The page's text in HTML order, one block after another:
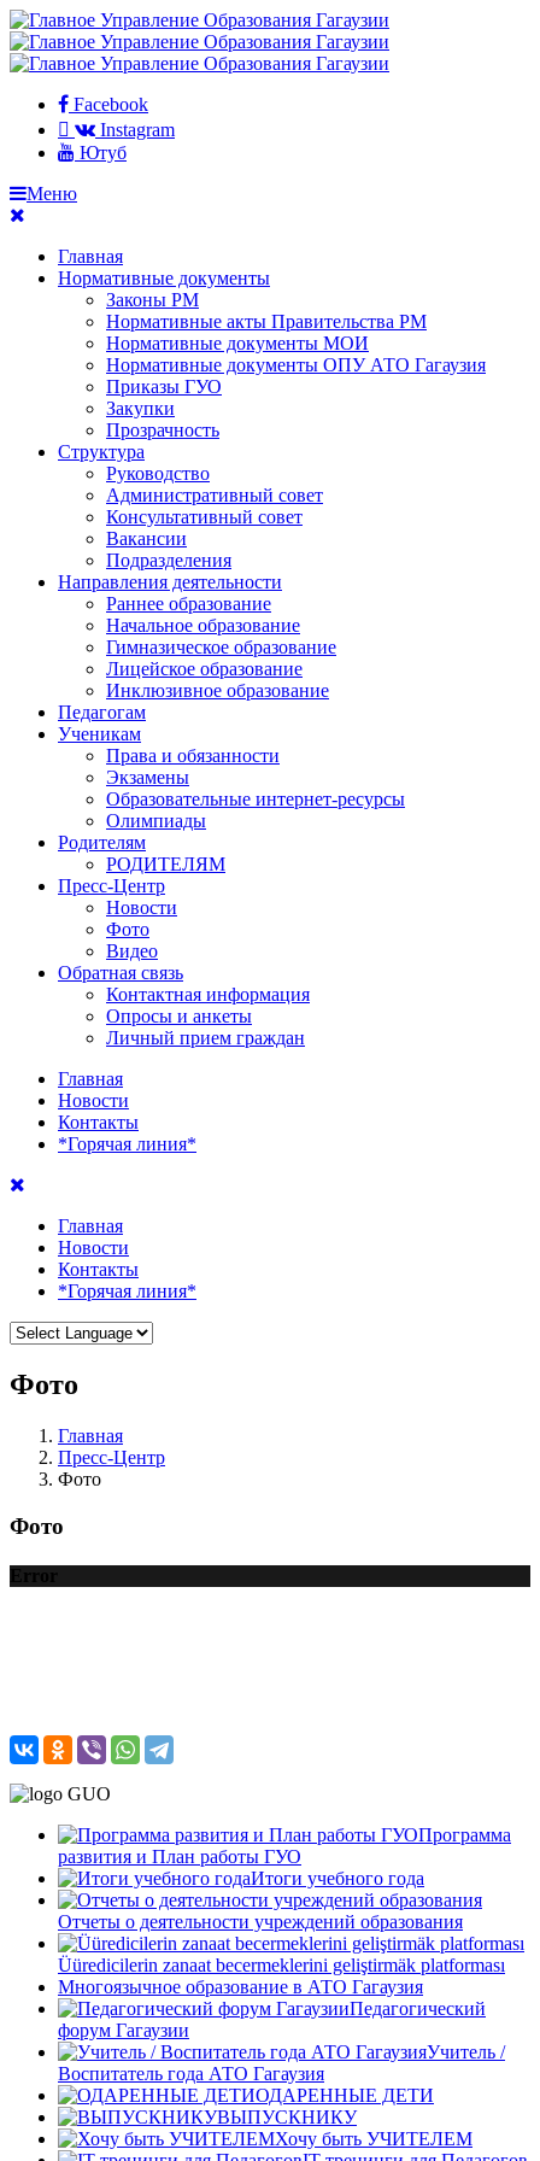
Facebook
Instagram
Ютуб
Меню
Главная
Нормативные документы
Законы РМ
Нормативные акты Правительства РМ
Нормативные документы МОИ
Нормативные документы ОПУ АТО Гагаузия
Приказы ГУО
Закупки
Прозрачность
Структура
Руководство
Административный совет
Консультативный совет
Вакансии
Подразделения
Направления деятельности
Раннее образование
Начальное образование
Гимназическое образование
Лицейское образование
Инклюзивное образование
Педагогам
Ученикам
Права и обязанности
Экзамены
Образовательные интернет-ресурсы
Олимпиады
Родителям
РОДИТЕЛЯМ
Пресс-Центр
Новости
Фото
Видео
Обратная связь
Контактная информация
Опросы и анкеты
Личный прием граждан
Главная
Новости
Контакты
*Горячая линия*
Главная
Новости
Контакты
*Горячая линия*
Фото
Главная
Пресс-Центр
Фото
Фото
Error
Программа
развития и План работы ГУО
Итоги учебного года
Отчеты о деятельности учреждений образования
Üüredicilerin zanaat becermeklerini geliştirmäk platforması
Многоязычное образование в АТО Гагаузия
Педагогический
форум Гагаузии
Учитель /
Воспитатель года АТО Гагаузия
ОДАРЕННЫЕ ДЕТИ
ВЫПУСКНИКУ
Хочу быть УЧИТЕЛЕМ